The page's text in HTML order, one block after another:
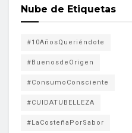
Nube de Etiquetas
#10AñosQueriéndote
#BuenosdeOrigen
#ConsumoConsciente
#CUIDATUBELLEZA
#LaCosteñaPorSabor